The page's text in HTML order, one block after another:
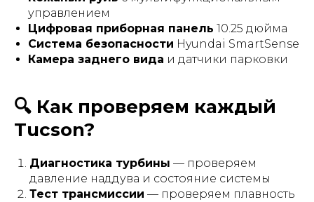
управлением
Цифровая приборная панель 10.25 дюйма
Система безопасности Hyundai SmartSense
Камера заднего вида и датчики парковки
🔍 Как проверяем каждый
Tucson?
Диагностика турбины — проверяем
давление наддува и состояние системы
Тест трансмиссии — проверяем плавность